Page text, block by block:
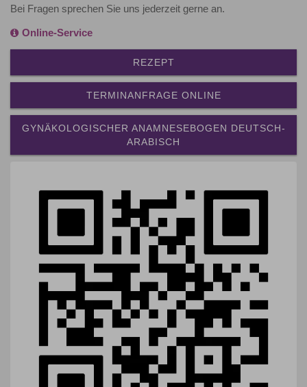
Bei Fragen sprechen Sie uns jederzeit gerne an.
Online-Service
REZEPT
TERMINANFRAGE ONLINE
GYNÄKOLOGISCHER ANAMNESEBOGEN DEUTSCH-
ARABISCH